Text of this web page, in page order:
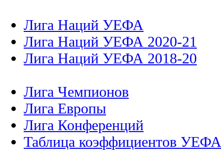
Лига Наций УЕФА
Лига Наций УЕФА 2020-21
Лига Наций УЕФА 2018-20
Лига Чемпионов
Лига Европы
Лига Конференций
Таблица коэффициентов УЕФА